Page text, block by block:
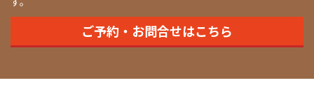
ご予約・お問合せはこちら